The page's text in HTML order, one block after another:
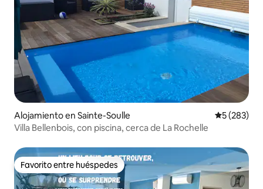
Alojamiento en Sainte-Soulle
5 (283)
Villa Bellenbois, con piscina, cerca de La Rochelle
Favorito entre huéspedes
Favorito entre huéspedes